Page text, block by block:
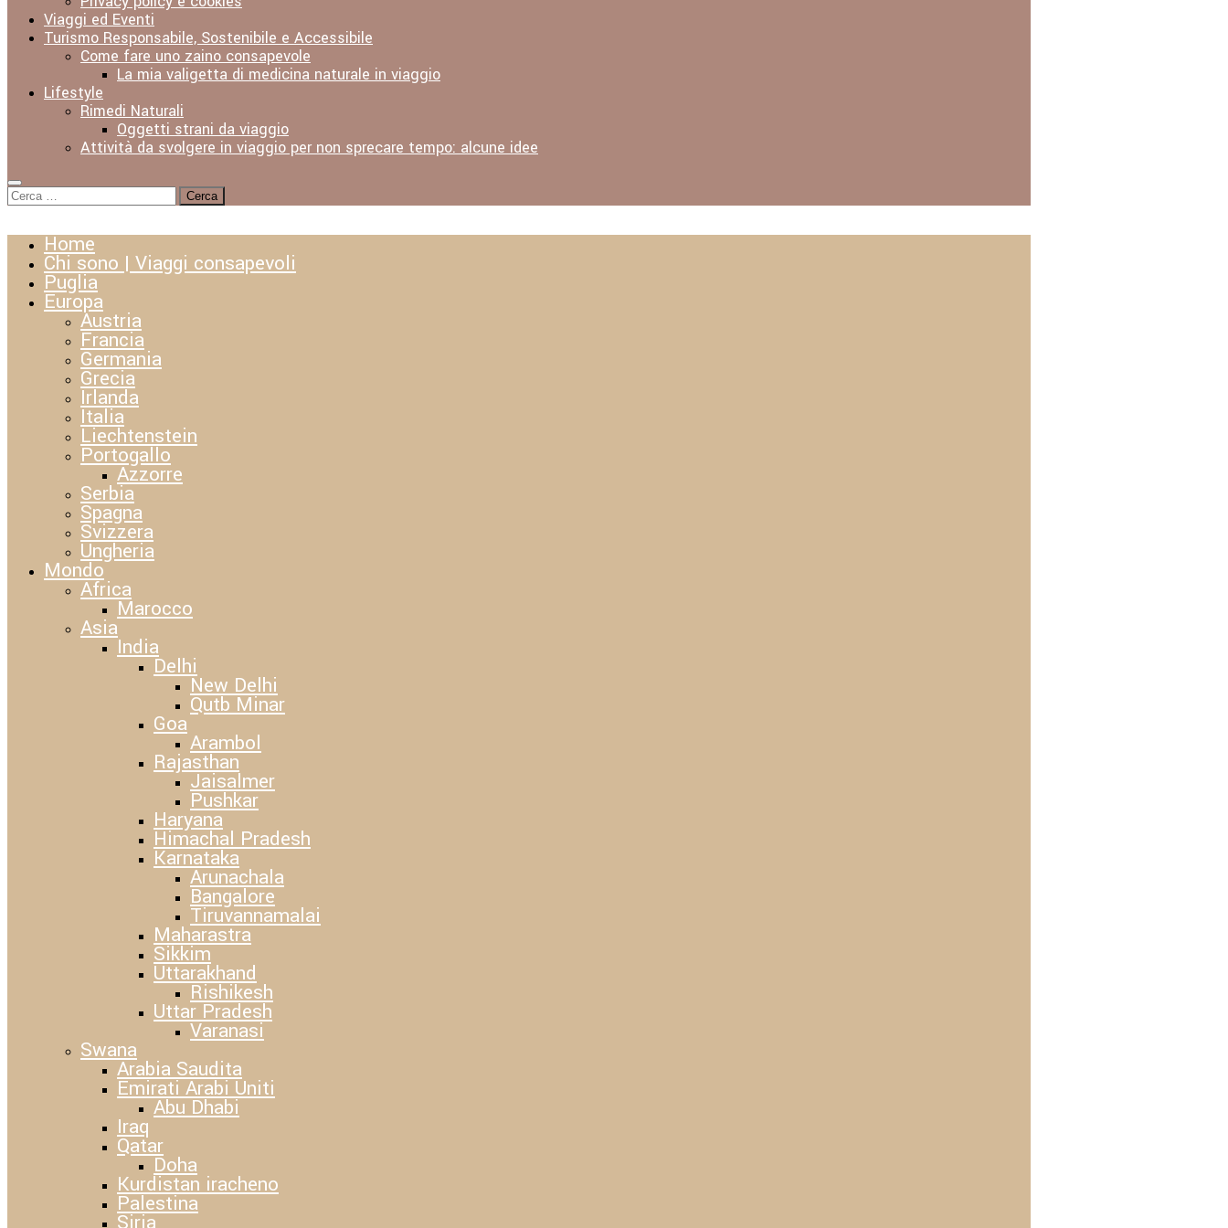
Viaggi ed Eventi
Turismo Responsabile, Sostenibile e Accessibile
Come fare uno zaino consapevole
La mia valigetta di medicina naturale in viaggio
Lifestyle
Rimedi Naturali
Oggetti strani da viaggio
Attività da svolgere in viaggio per non sprecare tempo: alcune idee
Ricerca
per:
Home
Chi sono | Viaggi consapevoli
Puglia
Europa
Austria
Francia
Germania
Grecia
Irlanda
Italia
Liechtenstein
Portogallo
Azzorre
Serbia
Spagna
Svizzera
Ungheria
Mondo
Africa
Marocco
Asia
India
Delhi
New Delhi
Qutb Minar
Goa
Arambol
Rajasthan
Jaisalmer
Pushkar
Haryana
Himachal Pradesh
Karnataka
Arunachala
Bangalore
Tiruvannamalai
Maharastra
Sikkim
Uttarakhand
Rishikesh
Uttar Pradesh
Varanasi
Swana
Arabia Saudita
Emirati Arabi Uniti
Abu Dhabi
Iraq
Qatar
Doha
Kurdistan iracheno
Palestina